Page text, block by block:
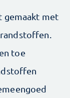
gemaakt met
toe